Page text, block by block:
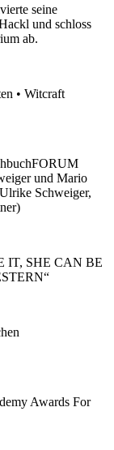
seine
und schloss
ab.
• Witcraft
und Mario
Schweiger,
IT, SHE CAN BE
Awards For